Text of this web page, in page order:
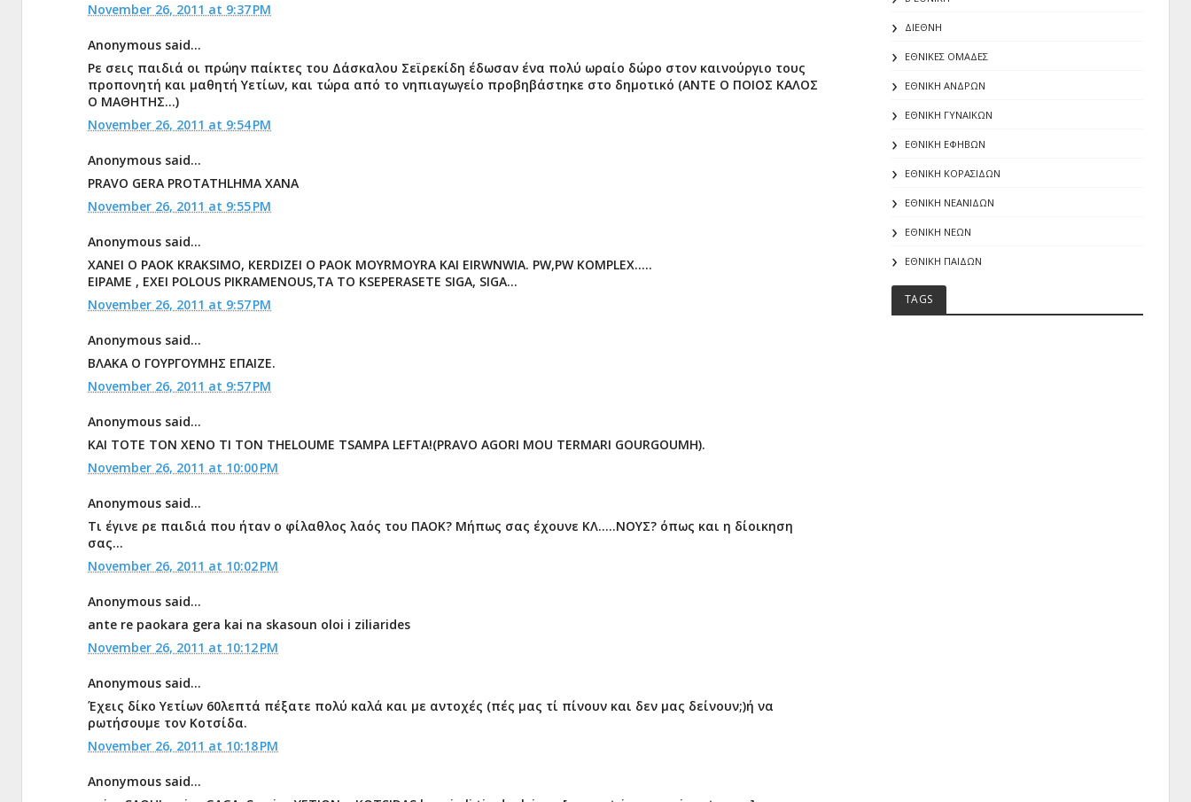
November 26, 2011 at 9:37 PM
Anonymous said...
Ρε σεις παιδιά οι πρώην παίκτες του Δάσκαλου Σεϊρεκίδη έδωσαν ένα πολύ ωραίο δώρο στον καινούργιο τους
προπονητή και μαθητή Υετίων, και τώρα από το νηπιαγωγείο προβηβάστηκε στο δημοτικό (ΑΝΤΕ Ο ΠΟΙΟΣ ΚΑΛΟΣ
Ο ΜΑΘΗΤΗΣ...)
November 26, 2011 at 9:54 PM
Anonymous said...
PRAVO GERA PROTATHLHMA XANA
November 26, 2011 at 9:55 PM
Anonymous said...
XANEI O PAOK KRAKSIMO, KERDIZEI O PAOK MOYRMOYRA KAI EIRWNWIA. PW,PW KOMPLEX.....
EIPAME , EXEI POLOUS PIKRAMENOUS,TA TO KSEPERASETE SIGA, SIGA...
November 26, 2011 at 9:57 PM
Anonymous said...
ΒΛΑΚΑ Ο ΓΟΥΡΓΟΥΜΗΣ ΕΠΑΙΖΕ.
November 26, 2011 at 9:57 PM
Anonymous said...
KAI TOTE TON XENO TI TON THELOUME TSAMPA LEFTA!(PRAVO AGORI MOU TERMARI GOURGOUMH).
November 26, 2011 at 10:00 PM
Anonymous said...
Τι έγινε ρε παιδιά που ήταν ο φίλαθλος λαός του ΠΑΟΚ? Μήπως σας έχουνε ΚΛ.....ΝΟΥΣ? όπως και η δίοικηση
σας...
November 26, 2011 at 10:02 PM
Anonymous said...
ante re paokara gera kai na skasoun oloi i ziliarides
November 26, 2011 at 10:12 PM
Anonymous said...
Έχεις δίκο Υετίων 60λεπτά πέξατε πολύ καλά και με αντοχές (πές μας τί πίνουν και δεν μας δείνουν;)ή να
ρωτήσουμε τον Κοτσίδα.
November 26, 2011 at 10:18 PM
Anonymous said...
ΔΙΕΘΝΗ
ΕΘΝΙΚΕΣ ΟΜΑΔΕΣ
ΕΘΝΙΚΗ ΑΝΔΡΩΝ
ΕΘΝΙΚΗ ΓΥΝΑΙΚΩΝ
ΕΘΝΙΚΗ ΕΦΗΒΩΝ
ΕΘΝΙΚΗ ΚΟΡΑΣΙΔΩΝ
ΕΘΝΙΚΗ ΝΕΑΝΙΔΩΝ
ΕΘΝΙΚΗ ΝΕΩΝ
ΕΘΝΙΚΗ ΠΑΙΔΩΝ
TAGS